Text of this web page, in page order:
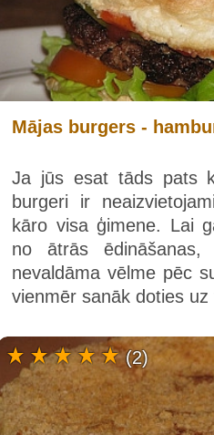
Mājas burgers -
Ja jūs esat tāds pats
burgeri ir
kāro visa ģimene. Lai
no ātrās
nevaldāma vēlme pēc
vienmēr sanāk doties uz
(2)